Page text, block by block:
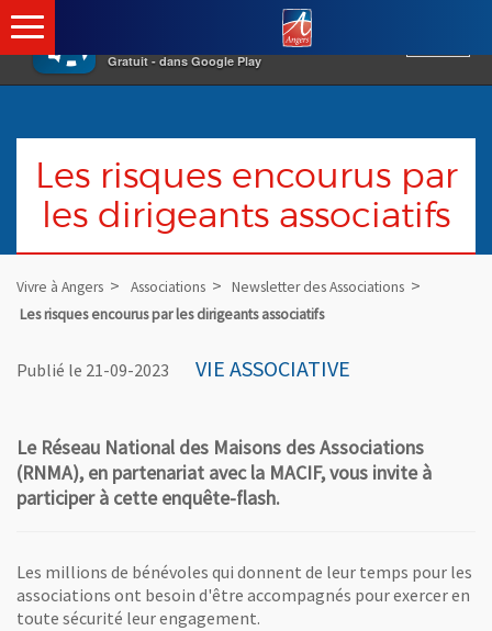
×
Gratuit - dans Google Play
Les risques encourus par
les dirigeants associatifs
Vivre à Angers Associations
Newsletter des Associations
Les risques encourus par les dirigeants associatifs
Publié le 21-09-2023 VIE ASSOCIATIVE
Le Réseau National des Maisons des Associations
(RNMA), en partenariat avec la MACIF, vous invite à
participer à cette enquête-flash.
Les millions de bénévoles qui donnent de leur temps pour les
associations ont besoin d'être accompagnés pour exercer en
toute sécurité leur engagement.